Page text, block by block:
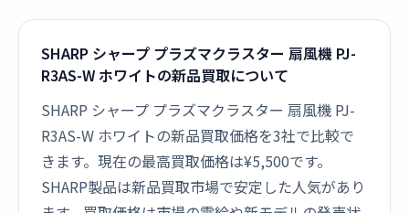
SHARP シャープ プラズマクラスター 扇風機 PJ-
R3AS-W ホワイトの新品買取について
SHARP シャープ プラズマクラスター 扇風機 PJ-
R3AS-W ホワイトの新品買取価格を3社で比較で
きます。現在の最高買取価格は¥5,500です。
SHARP製品は新品買取市場で安定した人気があり